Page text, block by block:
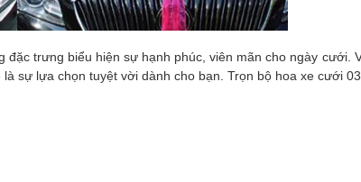
đặc trưng biểu hiện sự hạnh phúc, viên mãn cho ngày cưới.
là sự lựa chọn tuyệt vời dành cho bạn. Trọn bộ hoa xe cưới